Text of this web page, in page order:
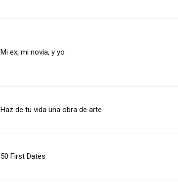
Mi ex, mi novia, y yo
Haz de tu vida una obra de arte
50 First Dates